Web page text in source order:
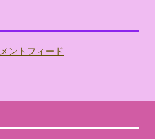
ントフィード